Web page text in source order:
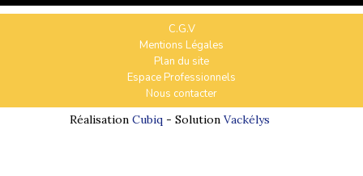
C.G.V
Mentions Légales
Plan du site
Espace Professionnels
Nous contacter
Réalisation Cubiq- Solution Vackélys